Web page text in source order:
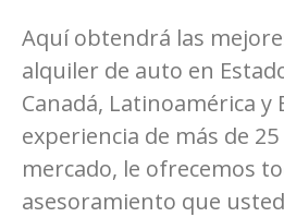
Aquí obtendrá las
alquiler de auto en
Canadá, Latinoamérica y
experiencia de más de
mercado, le ofrecemos
asesoramiento que